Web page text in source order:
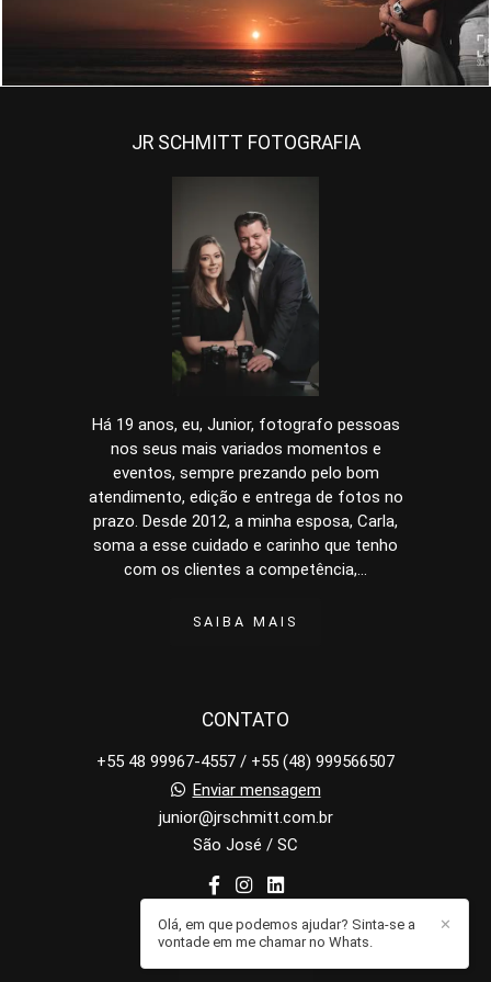
JR SCHMITT FOTOGRAFIA
Há 19 anos, eu, Junior, fotografo pessoas
nos seus mais variados momentos e
eventos, sempre prezando pelo bom
atendimento, edição e entrega de fotos no
prazo. Desde 2012, a minha esposa, Carla,
soma a esse cuidado e carinho que tenho
com os clientes a competência,...
SAIBA MAIS
CONTATO
+55 48 99967-4557 / +55 (48) 999566507
Enviar mensagem
junior@jrschmitt.com.br
São José / SC
✕
Olá, em que podemos ajudar? Sinta-se a
vontade em me chamar no Whats.